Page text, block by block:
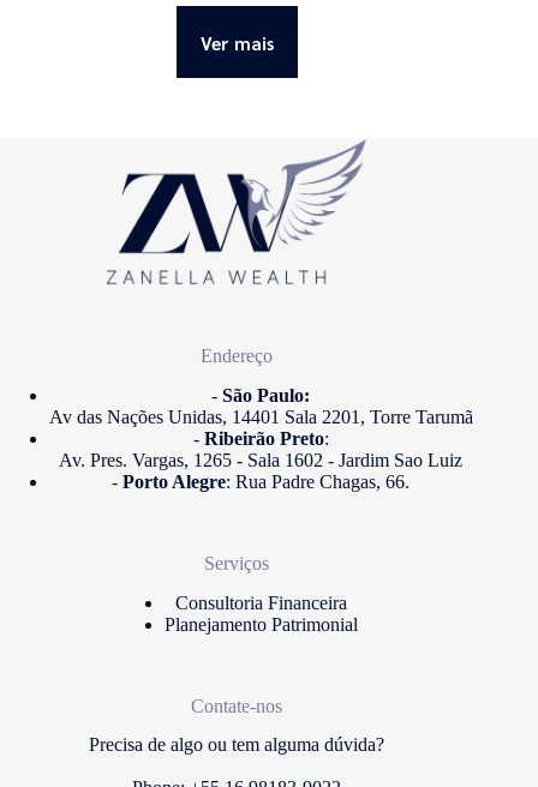
Ver mais
Endereço
- São Paulo:
Av das Nações Unidas, 14401 Sala 2201, Torre Tarumã
-Ribeirão Preto:
Av. Pres. Vargas, 1265 - Sala 1602 - Jardim Sao Luiz
-Porto Alegre: Rua Padre Chagas, 66.
Serviços
Consultoria Financeira
Planejamento Patrimonial
Contate-nos
Precisa de algo ou tem alguma dúvida?